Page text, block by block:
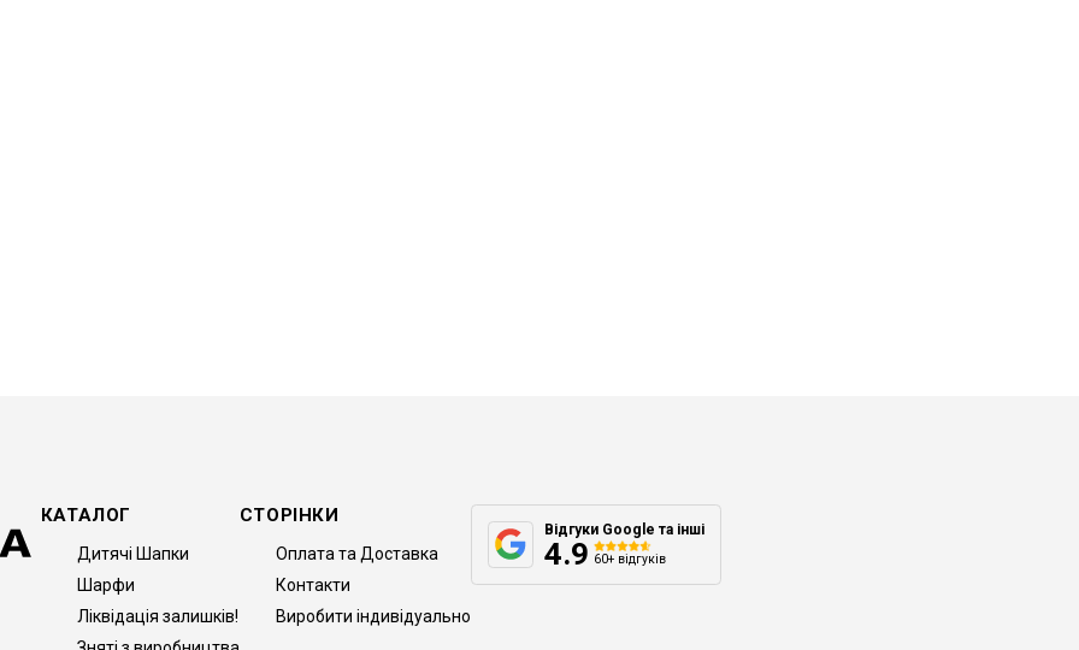
КАТАЛОГ
Дитячі Шапки
Шарфи
Ліквідація залишків!
СТОРІНКИ
Оплата та Доставка
Контакти
Виробити індивідуально